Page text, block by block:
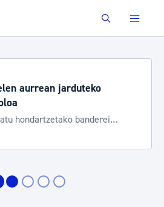
Buscar
aurrean jarduteko
hondartzetako banderei